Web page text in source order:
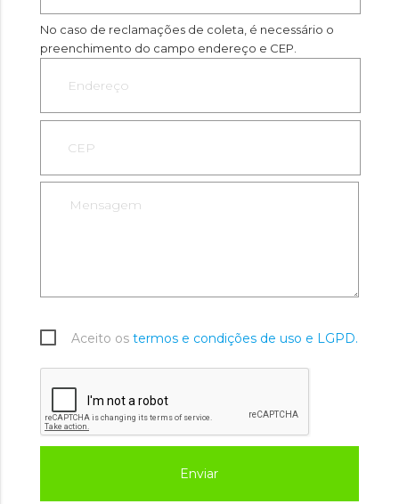
No caso de reclamações de coleta, é necessário o
preenchimento do campo endereço e CEP.
Aceito os termos e condições de uso e LGPD.
Enviar